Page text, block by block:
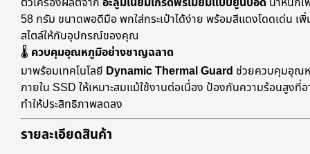
58 กรัม ขนาดพอดีมือ พกใส่กระเป๋าได้ง่าย พร้อมสีแดงโดดเด่น เ
สไตล์ให้กับอุปกรณ์ของคุณ
🌡️ ควบคุมอุณหภูมิอย่างชาญฉลาด
มาพร้อมเทคโนโลยี Dynamic Thermal Guard ช่วยควบคุมอุณ
ภายใน SSD ให้เหมาะสมแม้ใช้งานต่อเนื่อง ป้องกันความร้อนสูงที่
ทำให้ประสิทธิภาพลดลง
รายละเอียดสินค้า